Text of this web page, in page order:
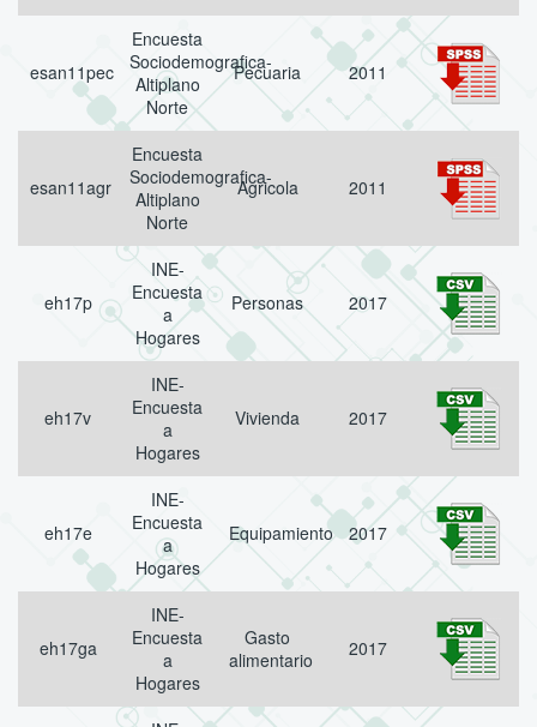
esan11pec
Encuesta
Sociodemografica-
Altiplano
Norte
Pecuaria 2011
esan11agr
Encuesta
Sociodemografica-
Altiplano
Norte
Agricola 2011
eh17p
INE-
Encuesta
a
Hogares
Personas 2017
eh17v
INE-
Encuesta
a
Hogares
Vivienda 2017
eh17e
INE-
Encuesta
a
Hogares
Equipamiento 2017
eh17ga
INE-
Encuesta
a
Hogares
Gasto
alimentario
2017